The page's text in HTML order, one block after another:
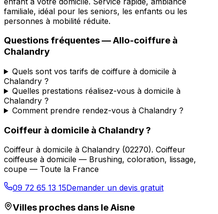
familiale, idéal pour les seniors, les enfants ou les
personnes à mobilité réduite.
Questions fréquentes —Allo-coiffure à
Chalandry
Quels sont vos tarifs de coiffure à domicile à
Chalandry ?
Quelles prestations réalisez-vous à domicile à
Chalandry ?
Comment prendre rendez-vous à Chalandry ?
Coiffeur à domicile à Chalandry?
Coiffeur à domicile à Chalandry (02270). Coiffeur
coiffeuse à domicile — Brushing, coloration, lissage,
coupe — Toute la France
09 72 65 13 15Demander un devis gratuit
Villes proches dans leAisne